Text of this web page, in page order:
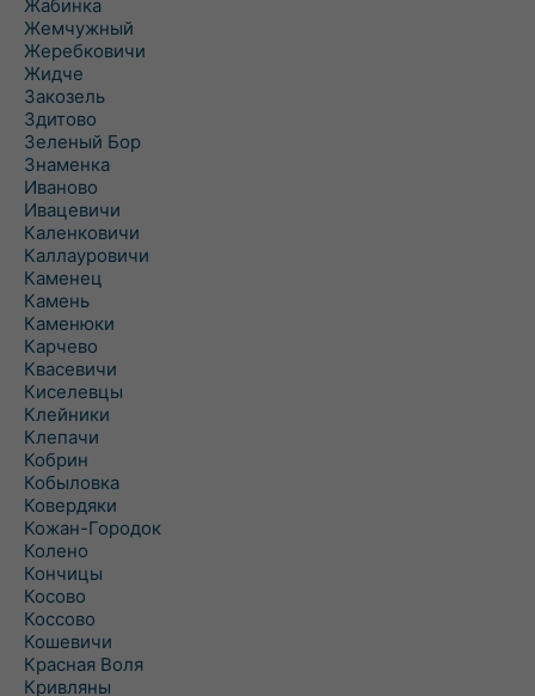
Жабинка
Жемчужный
Жеребковичи
Жидче
Закозель
Здитово
Зеленый Бор
Знаменка
Иваново
Ивацевичи
Каленковичи
Каллауровичи
Каменец
Камень
Каменюки
Карчево
Квасевичи
Киселевцы
Клейники
Клепачи
Кобрин
Кобыловка
Ковердяки
Кожан-Городок
Колено
Кончицы
Косово
Коссово
Кошевичи
Красная Воля
Кривляны